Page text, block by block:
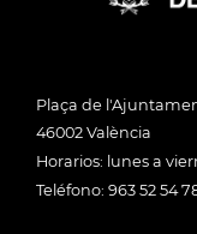
Plaça de
46002 València
Horarios: lunes a
Teléfono: 963 52 54